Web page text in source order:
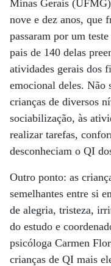
Minas Gerais
nove e dez anos, que
passaram por um
pais de 140 delas
atividades gerais dos
emocional deles. Não
crianças de diversos
sociabilização, às
realizar tarefas,
desconheciam o QI
Outro ponto: as
semelhantes entre si
de alegria, tristeza,
do estudo e
psicóloga Carmen
crianças de QI mais